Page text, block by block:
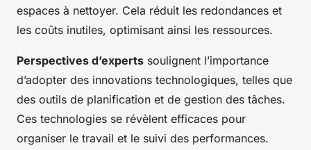
espaces à nettoyer. Cela réduit les redondances et
les coûts inutiles, optimisant ainsi les ressources.
Perspectives d’experts soulignent l’importance
d’adopter des innovations technologiques, telles que
des outils de planification et de gestion des tâches.
Ces technologies se révèlent efficaces pour
organiser le travail et le suivi des performances.